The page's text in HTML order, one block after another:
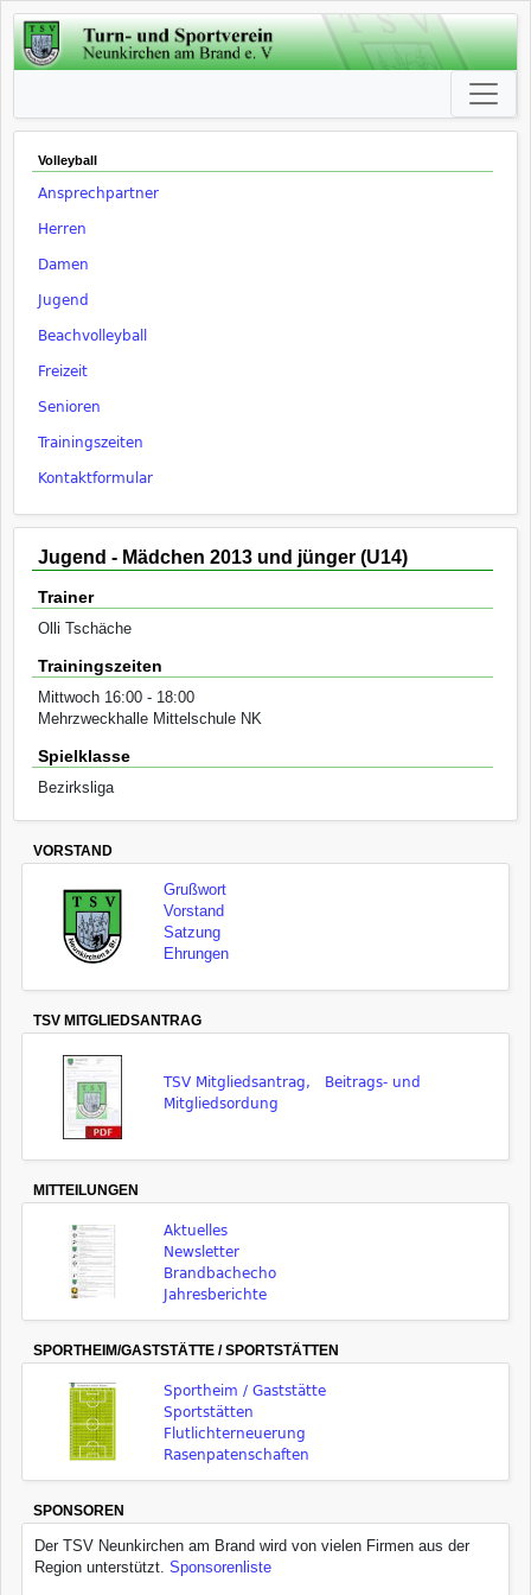
Volleyball
Ansprechpartner
Herren
Damen
Jugend
Beachvolleyball
Freizeit
Senioren
Trainingszeiten
Kontaktformular
Jugend - Mädchen 2013 und jünger (U14)
Trainer
Olli Tschäche
Trainingszeiten
Mittwoch 16:00 - 18:00
Mehrzweckhalle Mittelschule NK
Spielklasse
Bezirksliga
VORSTAND
Grußwort
Vorstand
Satzung
Ehrungen
TSV MITGLIEDSANTRAG
TSV Mitgliedsantrag, Beitrags- und
Mitgliedsordung
MITTEILUNGEN
Aktuelles
Newsletter
Brandbachecho
Jahresberichte
SPORTHEIM/GASTSTÄTTE / SPORTSTÄTTEN
Sportheim / Gaststätte
Sportstätten
Flutlichterneuerung
Rasenpatenschaften
SPONSOREN
Der TSV Neunkirchen am Brand wird von vielen Firmen aus der
Region unterstützt. Sponsorenliste